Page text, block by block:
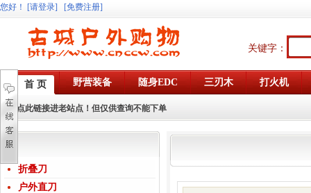
您好 ！ [请登录] [免费注册]
关键字：
首 页 野营装备 随身EDC 三刃木 打火机
点此链接进老站点！但仅供查询不能下单
折叠刀
户外直刀